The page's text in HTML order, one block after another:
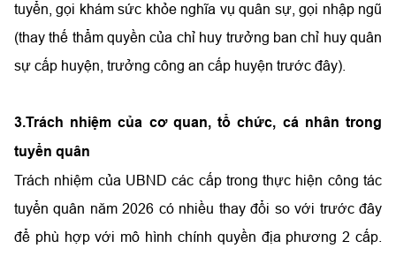
tuyển, gọi khám sức khỏe nghĩa vụ quân sự, gọi nhập ngũ
(thay thế thẩm quyền của chỉ huy trưởng ban chỉ huy quân
sự cấp huyện, trưởng công an cấp huyện trước đây).
3.Trách nhiệm của cơ quan, tổ chức, cá nhân trong
tuyển quân
Trách nhiệm của UBND các cấp trong thực hiện công tác
tuyển quân năm 2026 có nhiều thay đổi so với trước đây
để phù hợp với mô hình chính quyền địa phương 2 cấp.